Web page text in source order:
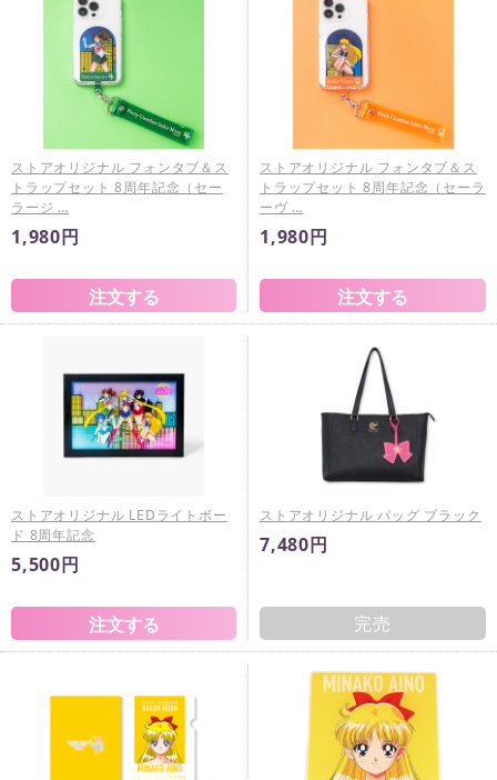
ストアオリジナル フォンタブ＆ス
トラップセット 8周年記念（セー
ラージ …
1,980円
ストアオリジナル フォンタブ＆ス
トラップセット 8周年記念（セーラ
ーヴ …
1,980円
ストアオリジナル LEDライトボー
ド 8周年記念
5,500円
ストアオリジナル バッグ ブラック
7,480円
完売